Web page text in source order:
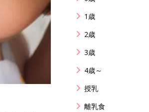
1歳
2歳
3歳
4歳～
授乳
離乳食